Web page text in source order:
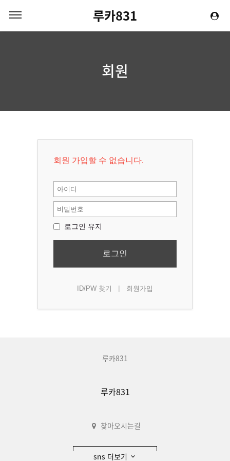
루카831
회원
회원 가입할 수 없습니다.
로그인 유지
로그인
ID/PW 찾기 | 회원가입
루카831
루카831
찾아오시는길
sns 더보기